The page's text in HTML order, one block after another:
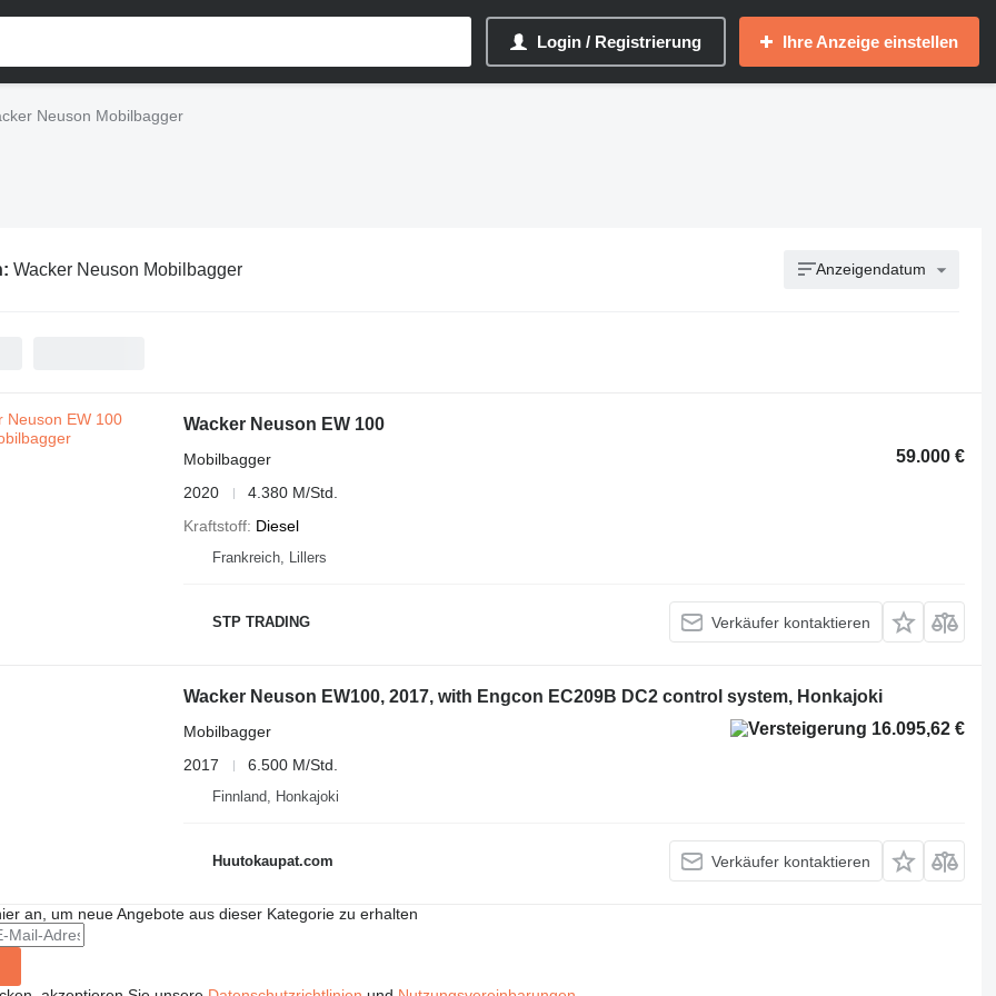
Login / Registrierung Ihre Anzeige einstellen
Neuson Mobilbagger
Wacker Neuson Mobilbagger Anzeigendatum
Wacker Neuson EW 100
59.000 €
Mobilbagger
2020
4.380 M/Std.
Kraftstoff Diesel
Frankreich, Lillers
STP TRADING Verkäufer kontaktieren
Wacker Neuson EW100, 2017, with Engcon EC209B DC2 control system, Honkajoki
16.095,62 €
Mobilbagger
2017
6.500 M/Std.
Finnland, Honkajoki
Huutokaupat.com Verkäufer kontaktieren
an, um neue Angebote aus dieser Kategorie zu erhalten